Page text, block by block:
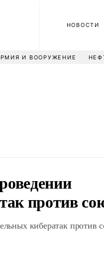
НОВОСТИ
И ВООРУЖЕНИЕ
против
кибератак против